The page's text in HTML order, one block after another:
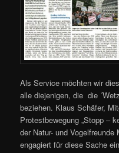
Als Service möchten wir
alle diejenigen, die die
beziehen. Klaus Schäfer,
Protestbewegung „Stopp –
der Natur- und
engagiert für diese Sache